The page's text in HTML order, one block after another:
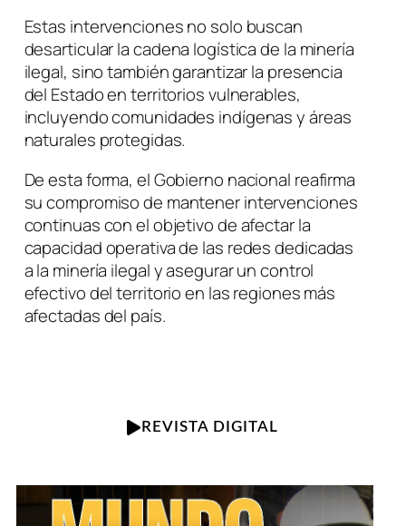
REVISTA DIGITAL
Estas intervenciones no solo buscan
desarticular la cadena logística de la minería
ilegal, sino también garantizar la presencia
del Estado en territorios vulnerables,
incluyendo comunidades indígenas y áreas
naturales protegidas.
De esta forma, el Gobierno nacional reafirma
su compromiso de mantener intervenciones
continuas con el objetivo de afectar la
capacidad operativa de las redes dedicadas
a la minería ilegal y asegurar un control
efectivo del territorio en las regiones más
afectadas del país.